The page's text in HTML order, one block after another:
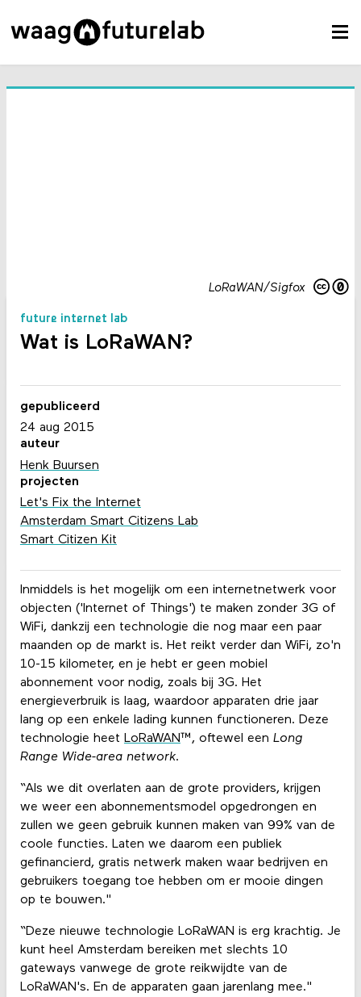
LoRaWAN/Sigfox
future internet lab
Wat is LoRaWAN?
Inmiddels is het mogelijk om een internetnetwerk voor
objecten ('Internet of Things') te maken zonder 3G of
WiFi, dankzij een technologie die nog maar een paar
maanden op de markt is. Het reikt verder dan WiFi, zo'n
10-15 kilometer, en je hebt er geen mobiel
abonnement voor nodig, zoals bij 3G. Het
energieverbruik is laag, waardoor apparaten drie jaar
lang op een enkele lading kunnen functioneren. Deze
technologie heet LoRaWAN ™, oftewel een Long
Range Wide-area network.
“Als we dit overlaten aan de grote providers, krijgen
we weer een abonnementsmodel opgedrongen en
zullen we geen gebruik kunnen maken van 99% van de
coole functies. Laten we daarom een publiek
gefinancierd, gratis netwerk maken waar bedrijven en
gebruikers toegang toe hebben om er mooie dingen
op te bouwen."
“Deze nieuwe technologie LoRaWAN is erg krachtig. Je
kunt heel Amsterdam bereiken met slechts 10
gateways vanwege de grote reikwijdte van de
LoRaWAN's. En de apparaten gaan jarenlang mee."
gepubliceerd
24 aug 2015
auteur
Henk Buursen
projecten
Let's Fix the Internet
Amsterdam Smart Citizens Lab
Smart Citizen Kit